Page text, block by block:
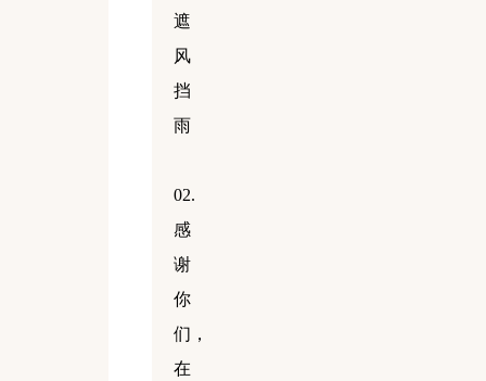
遮
风
挡
雨
02.
感
谢
你
们，
在